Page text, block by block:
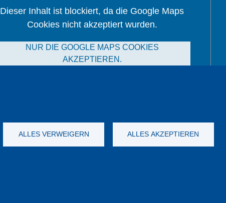
ALLES VERWEIGERN ALLES AKZEPTIEREN
Dieser Inhalt ist blockiert, da die Google Maps
Cookies nicht akzeptiert wurden.
NUR DIE GOOGLE MAPS COOKIES
AKZEPTIEREN.